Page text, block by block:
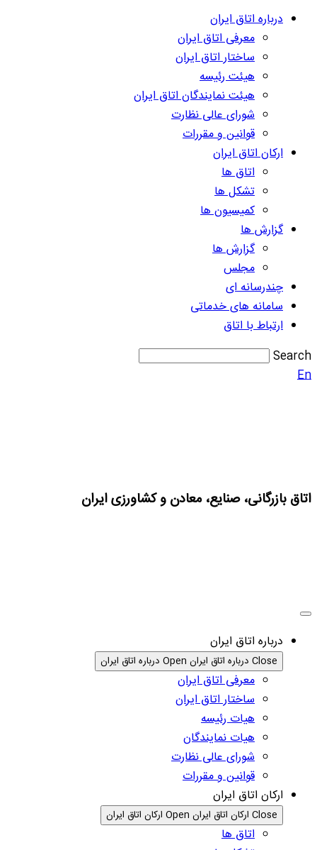
درباره اتاق ایران
معرفی اتاق ایران
ساختار اتاق ایران
هیئت رئیسه
هیئت نمایندگان اتاق ایران
شورای عالی نظارت
قوانین و مقررات
ارکان اتاق ایران
اتاق ها
تشکل ها
کمیسیون ها
گزارش ها
گزارش ها
مجلس
چندرسانه ای
سامانه های خدماتی
ارتباط با اتاق
Search
En
اتاق بازرگانی، صنایع، معادن و کشاورزی ایران
درباره اتاق ایران
Close درباره اتاق ایران Open درباره اتاق ایران
معرفی اتاق ایران
ساختار اتاق ایران
هیات رئیسه
هیات نمایندگان
شورای عالی نظارت
قوانین و مقررات
ارکان اتاق ایران
Close ارکان اتاق ایران Open ارکان اتاق ایران
اتاق ها